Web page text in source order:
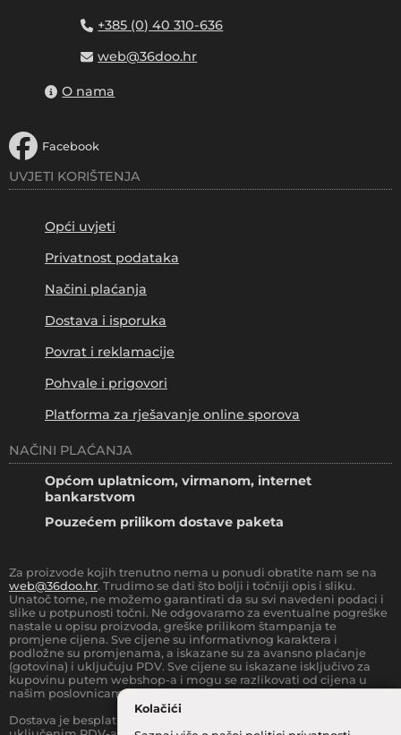
Kolačići
+385 (0) 40 310-636
web@36doo.hr
O nama
Facebook
UVJETI KORIŠTENJA
Opći uvjeti
Privatnost podataka
Načini plaćanja
Dostava i isporuka
Povrat i reklamacije
Pohvale i prigovori
Platforma za rješavanje online sporova
NAČINI PLAĆANJA
Općom uplatnicom, virmanom, internet
bankarstvom
Pouzećem prilikom dostave paketa
Za proizvode kojih trenutno nema u ponudi obratite nam se na
web@36doo.hr. Trudimo se dati što bolji i točniji opis i sliku.
Unatoč tome, ne možemo garantirati da su svi navedeni podaci i
slike u potpunosti točni. Ne odgovaramo za eventualne pogreške
nastale u opisu proizvoda, greške prilikom štampanja te
promjene cijena. Sve cijene su informativnog karaktera i
podložne su promjenama, a iskazane su za avansno plaćanje
(gotovina) i uključuju PDV. Sve cijene su iskazane isključivo za
kupovinu putem webshop-a i mogu se razlikovati od cijena u
našim poslovnicama.
Dostava je besplatna za sve narudžbe iznad